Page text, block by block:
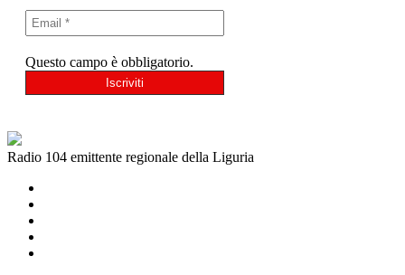
Questo campo è obbligatorio.
Radio 104 emittente regionale della Liguria